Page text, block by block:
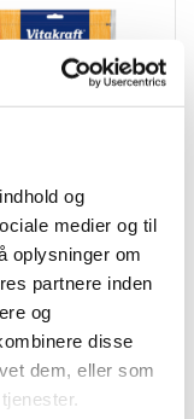
og
medier og til
oplysninger om
partnere inden
og
disse
dem, eller som
chicken bonas
69,00
ekskl. moms
Køb nu
på lager 04-